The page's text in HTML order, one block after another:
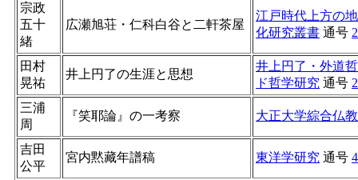
宗政
五十
緒
広瀬旭荘・仁科白谷と二軒茶屋
江戸時代上方の
化研究叢書 通号 2
田村
晃祐
井上円了の生涯と思想
井上円了・外道
ド哲学研究 通号 2
三浦
周
『笑耶論』の一考察 大正大学綜合仏
吉田
公平
宮内黙藏年譜稿 東洋学研究 通号